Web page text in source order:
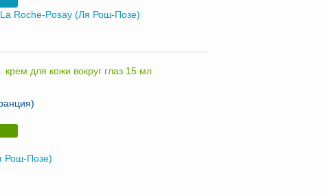
La Roche-Posay (Ля Рош-Позе)
для кожи вокруг глаз 15 мл
Рош-Позе)